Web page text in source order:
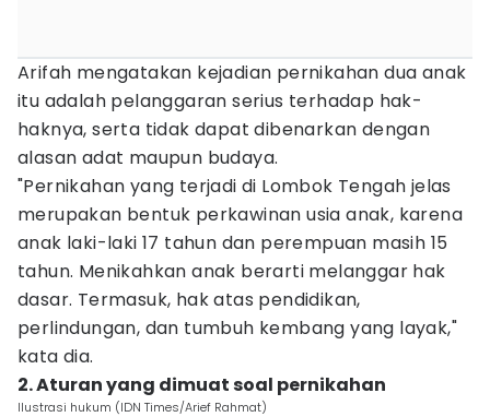
Arifah mengatakan kejadian pernikahan dua anak
itu adalah pelanggaran serius terhadap hak-
haknya, serta tidak dapat dibenarkan dengan
alasan adat maupun budaya.
"Pernikahan yang terjadi di Lombok Tengah jelas
merupakan bentuk perkawinan usia anak, karena
anak laki-laki 17 tahun dan perempuan masih 15
tahun. Menikahkan anak berarti melanggar hak
dasar. Termasuk, hak atas pendidikan,
perlindungan, dan tumbuh kembang yang layak,"
kata dia.
2. Aturan yang dimuat soal pernikahan
Ilustrasi hukum (IDN Times/Arief Rahmat)